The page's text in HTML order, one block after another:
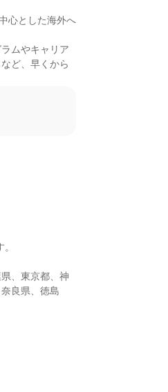
心とした海外へ
ムやキャリア
ど、早くから
、東京都、神
良県、徳島